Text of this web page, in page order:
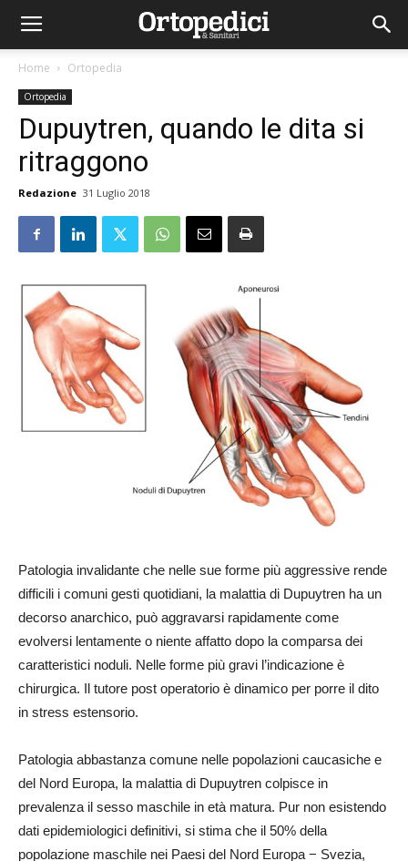
Home Ortopedia
Ortopedia
Dupuytren, quando le dita si
ritraggono
Redazione 31 Luglio 2018
Patologia invalidante che nelle sue forme più aggressive rende
difficili i comuni gesti quotidiani, la malattia di Dupuytren ha un
decorso anarchico, può aggravarsi rapidamente come
evolversi lentamente o niente affatto dopo la comparsa dei
caratteristici noduli. Nelle forme più gravi l’indicazione è
chirurgica. Il tutore post operatorio è dinamico per porre il dito
in stress estensorio.
Patologia abbastanza comune nelle popolazioni caucasiche e
del Nord Europa, la malattia di Dupuytren colpisce in
prevalenza il sesso maschile in età matura. Pur non esistendo
dati epidemiologici definitivi, si stima che il 50% della
popolazione maschile nei Paesi del Nord Europa − Svezia,